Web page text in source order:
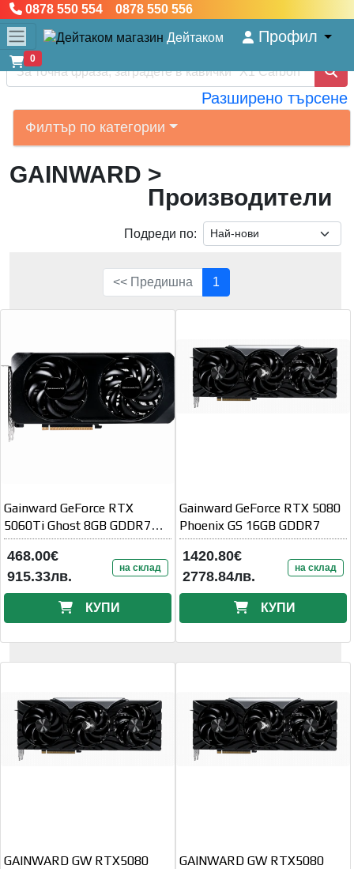
0878 550 554 0878 550 556
Дейтаком Профил
0
Разширено търсене
Филтър по категории
GAINWARD >
Производители
Подреди по:
<< Предишна 1
Gainward GeForce RTX
5060Ti Ghost 8GB GDDR7
128 bit
468.00€
915.33лв.
на склад
КУПИ
Gainward GeForce RTX 5080
Phoenix GS 16GB GDDR7
1420.80€
2778.84лв.
на склад
КУПИ
GAINWARD GW RTX5080
GAINWARD GW RTX5080